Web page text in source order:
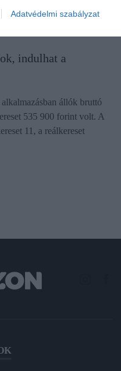
Adatvédelmi szabályzat
indulhat a
állók bruttó
535 900 forint volt. A
11, a reálkereset